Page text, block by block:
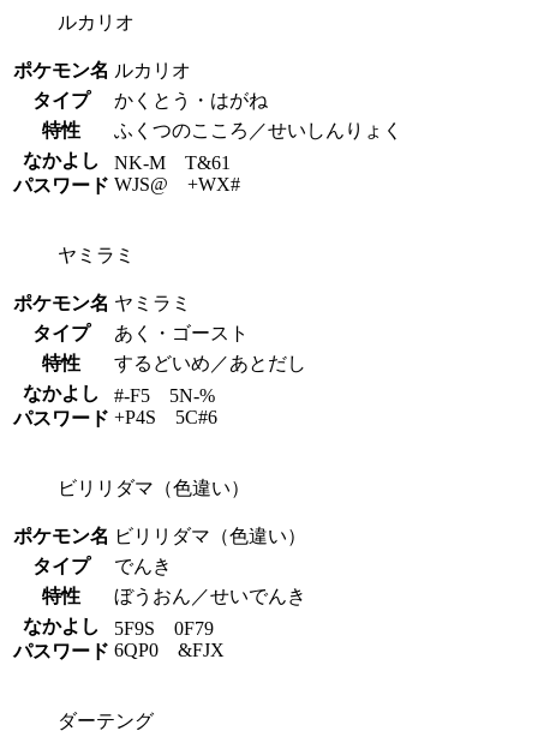
ルカリオ
ポケモン名 ルカリオ
タイプ
かくとう・はがね
特性
ふくつのこころ／せいしんりょく
なかよし
パスワード
NK-M T&61
WJS@ +WX#
ヤミラミ
ポケモン名 ヤミラミ
タイプ
あく・ゴースト
特性
するどいめ／あとだし
なかよし
パスワード
#-F5 5N-%
+P4S 5C#6
ビリリダマ（色違い）
ポケモン名 ビリリダマ（色違い）
タイプ
でんき
特性
ぼうおん／せいでんき
なかよし
パスワード
5F9S 0F79
6QP0 &FJX
ダーテング